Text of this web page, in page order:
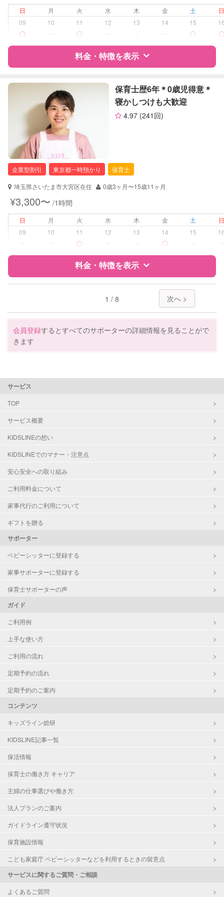
夜間対応
お泊まり保育
障がい児対応 対応可否は個別に相談
定期予約
お子様の撮影
（定期特典）
日 月 火 水 木 金 土
09
10 11 12 13 14 15
料金・特徴を表示
特徴 料金 レビュー
サポートの特徴
資格
保育士
対応可能/特徴
送迎サポート
早朝対応
子育て経験
病児、病後児、ともに不可
対応可否は個別に相談
定期予約 お引き受けしていません
お子様の撮影
（定期特典）
対応不可
保育士歴6年＊0歳児得意＊
寝かしつけも大歓迎
4.97 (241回)
企業型割引 東京都一時預かり
保育士
埼玉県さいたま市大宮区在住
0歳3ヶ月〜15歳11ヶ月
¥3,300〜 /1時間
日 月 火 水 木 金 土
09
10 11 12 13 14 15
料金・特徴を表示
サポートの特徴
資格
幼稚園教諭
対応可能/特徴
病児対応
障がい児対応
レッスン
定期予約
お子様の撮影
（定期特典）
1 / 8 次へ >
会員登録するとすべてのサポーターの詳細情報を見ることがで
きます
サービス
TOP
サービス概要
KIDSLINEの想い
KIDSLINEでのマナー・注意点
安心安全への取り組み
ご利用料金について
家事代行のご利用について
ギフトを贈る
サポーター
ベビーシッターに登録する
家事サポーターに登録する
保育士サポーターの声
ガイド
ご利用例
上手な使い方
ご利用の流れ
定期予約の流れ
定期予約のご案内
コンテンツ
キッズライン総研
KIDSLINE記事一覧
保活情報
保育士の働き方 キャリア
主婦の仕事選びや働き方
法人プランのご案内
ガイドライン遵守状況
保育施設情報
こども家庭庁 ベビーシッターなどを利用するときの留意点
サービスに関するご質問・ご相談
よくあるご質問